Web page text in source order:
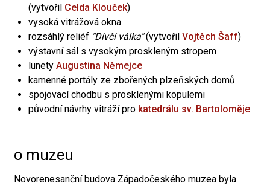
(vytvořil Celda Klouček)
vysoká vitrážová okna
rozsáhlý reliéf "Dívčí válka"(vytvořil Vojtěch Šaff)
výstavní sál s vysokým proskleným stropem
lunety Augustina Němejce
kamenné portály ze zbořených plzeňských domů
spojovací chodbu s prosklenými kopulemi
původní návrhy vitráží pro katedrálu sv. Bartoloměje
o muzeu
Novorenesanční budova Západočeského muzea byla